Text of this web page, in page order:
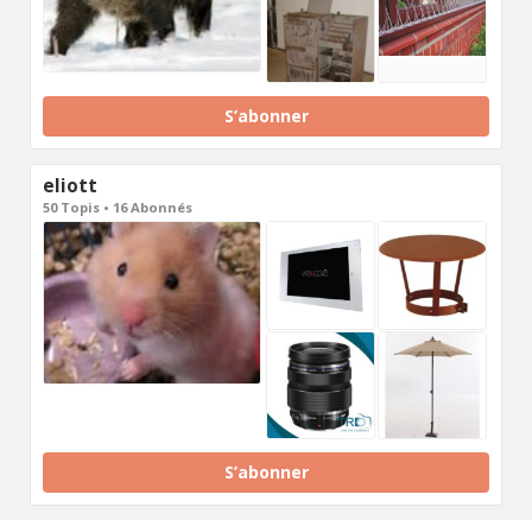
S’abonner
eliott
50 Topis • 16 Abonnés
S’abonner